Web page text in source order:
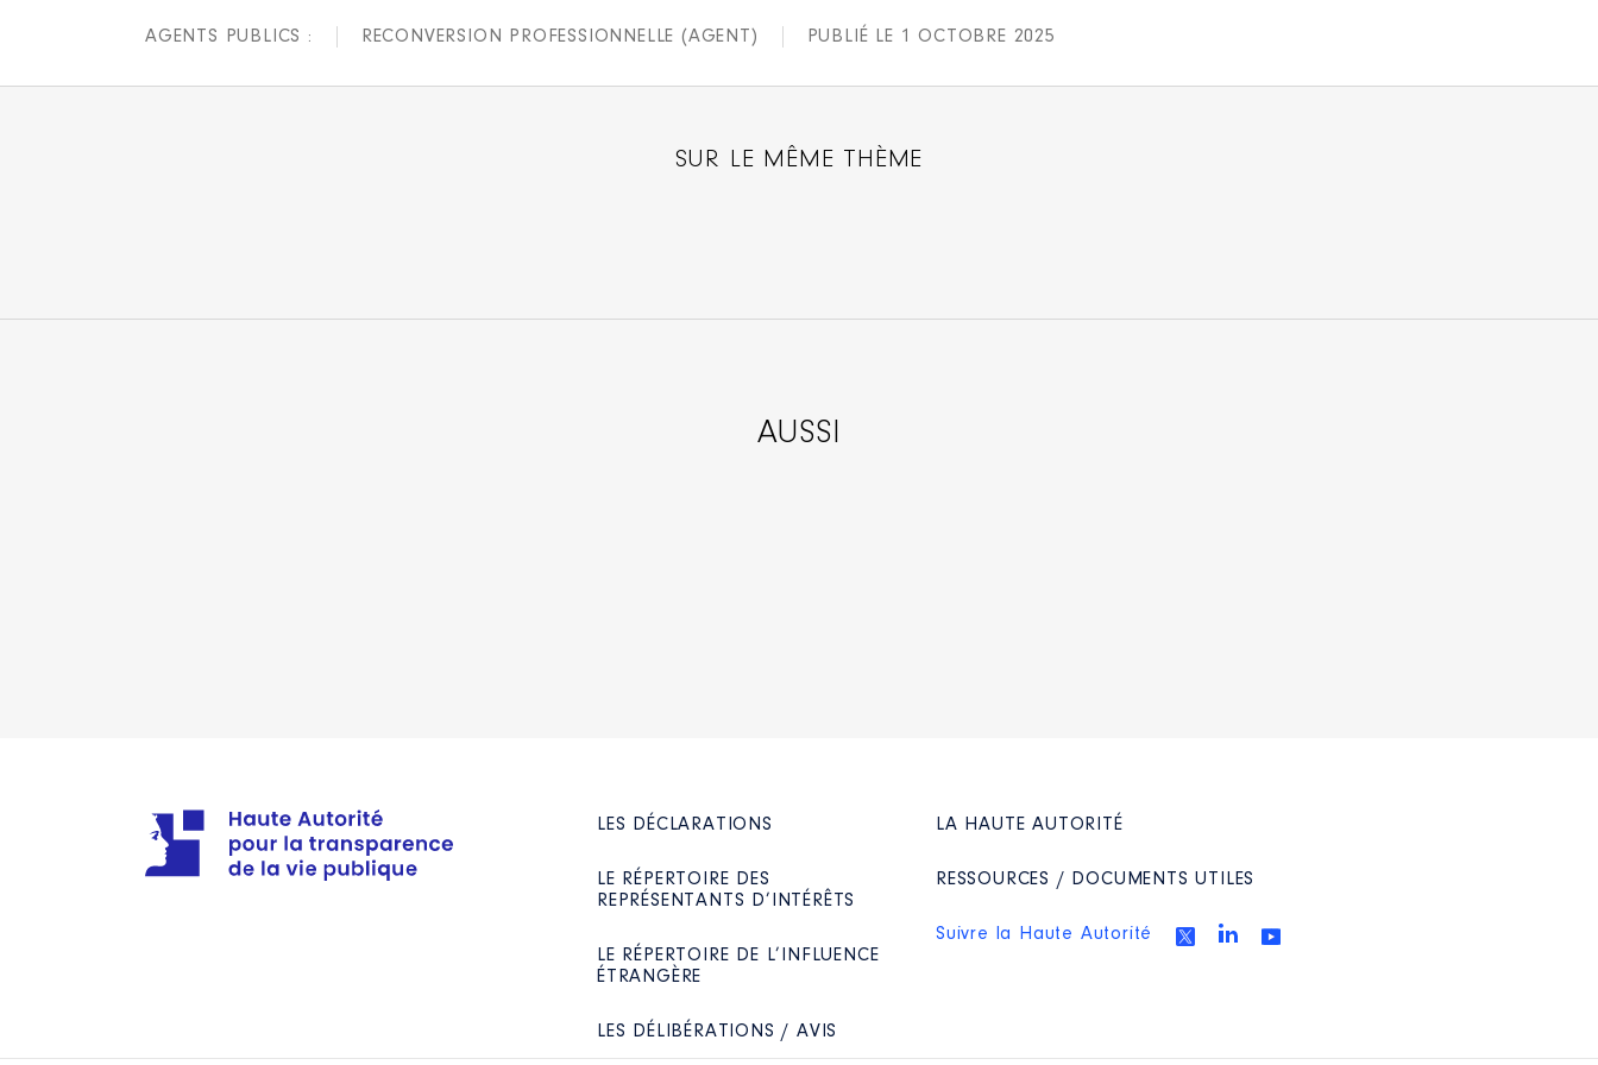
AGENTS PUBLICS : RECONVERSION PROFESSIONNELLE (AGENT) PUBLIÉ LE 1 OCTOBRE 2025
SUR LE MÊME THÈME
AUSSI
LES DÉCLARATIONS
LE RÉPERTOIRE DES
REPRÉSENTANTS D’INTÉRÊTS
LE RÉPERTOIRE DE L’INFLUENCE
ÉTRANGÈRE
LES DÉLIBÉRATIONS / AVIS
LA HAUTE AUTORITÉ
RESSOURCES / DOCUMENTS UTILES
Suivre la Haute Autorité